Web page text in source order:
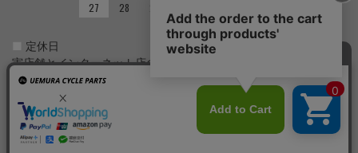
27
28
定休日
実店舗とインターネット店の定休日は異なりますのでご注意くだ
さい。実店舗の定休日については店舗紹介をご確認ください。
Copyright(C)サイクルショップで完成車やパーツをお求めならUemura Cycle Parts.All Rights